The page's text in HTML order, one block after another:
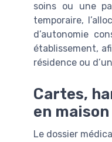
soins ou une
temporaire,
d’autonomie
établissement,
résidence ou
Cartes,
en
Le dossier